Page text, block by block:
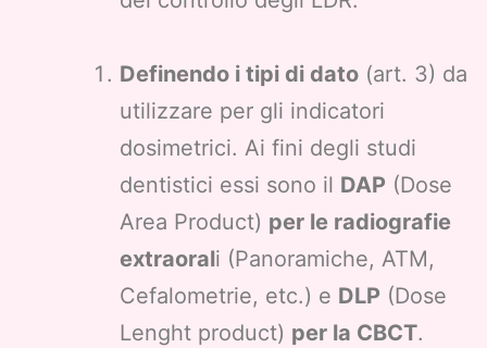
Definendo i tipi di dato (art. 3) da
utilizzare per gli indicatori
dosimetrici. Ai fini degli studi
dentistici essi sono il DAP (Dose
Area Product) per le radiografie
extraorali (Panoramiche, ATM,
Cefalometrie, etc.) e DLP (Dose
Lenght product) per la CBCT.